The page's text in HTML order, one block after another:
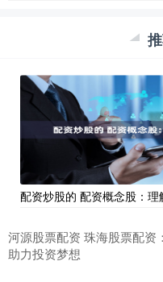
配资炒股的 配资概念股：
河源股票配资 珠海股票配资
助力投资梦想